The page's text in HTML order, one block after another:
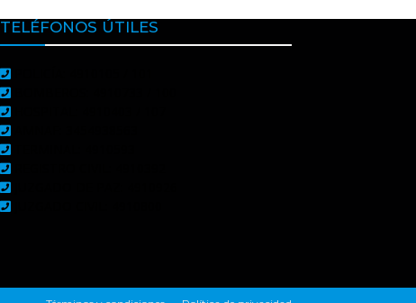
TELÉFONOS ÚTILES